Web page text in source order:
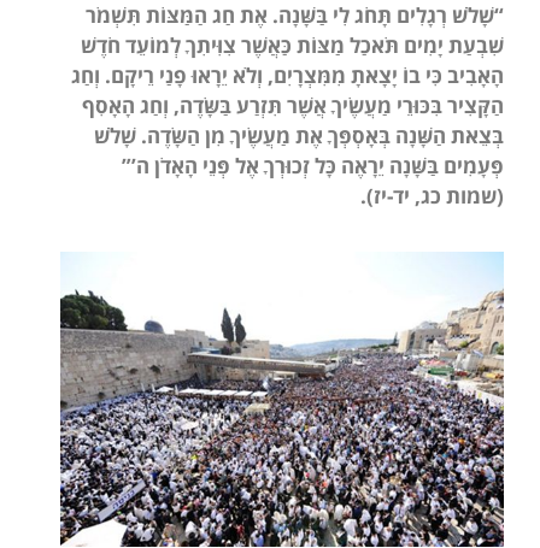
“שָׁלֹשׁ רְגָלִים תָּחֹג לִי בַּשָּׁנָה. אֶת חַג הַמַּצּוֹת תִּשְׁמֹר
שִׁבְעַת יָמִים תֹּאכַל מַצּוֹת כַּאֲשֶׁר צִוִּיתִךָ לְמוֹעֵד חֹדֶשׁ
הָאָבִיב כִּי בוֹ יָצָאתָ מִמִּצְרָיִם, וְלֹא יֵרָאוּ פָנַי רֵיקָם. וְחַג
הַקָּצִיר בִּכּוּרֵי מַעֲשֶׂיךָ אֲשֶׁר תִּזְרַע בַּשָּׂדֶה, וְחַג הָאָסִף
בְּצֵאת הַשָּׁנָה בְּאָסְפְּךָ אֶת מַעֲשֶׂיךָ מִן הַשָּׂדֶה. שָׁלֹשׁ
פְּעָמִים בַּשָּׁנָה יֵרָאֶה כָּל זְכוּרְךָ אֶל פְּנֵי הָאָדֹן ה’”
(שמות כג, יד-יז).